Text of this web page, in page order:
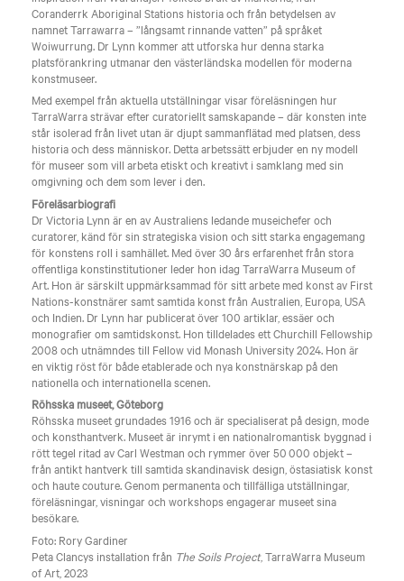
Coranderrk Aboriginal Stations historia och från betydelsen av
namnet Tarrawarra – ”långsamt rinnande vatten” på språket
Woiwurrung. Dr Lynn kommer att utforska hur denna starka
platsförankring utmanar den västerländska modellen för moderna
konstmuseer.
Med exempel från aktuella utställningar visar föreläsningen hur
TarraWarra strävar efter curatoriellt samskapande – där konsten inte
står isolerad från livet utan är djupt sammanflätad med platsen, dess
historia och dess människor. Detta arbetssätt erbjuder en ny modell
för museer som vill arbeta etiskt och kreativt i samklang med sin
omgivning och dem som lever i den.
Föreläsarbiografi
Dr Victoria Lynn är en av Australiens ledande museichefer och
curatorer, känd för sin strategiska vision och sitt starka engagemang
för konstens roll i samhället. Med över 30 års erfarenhet från stora
offentliga konstinstitutioner leder hon idag TarraWarra Museum of
Art. Hon är särskilt uppmärksammad för sitt arbete med konst av First
Nations-konstnärer samt samtida konst från Australien, Europa, USA
och Indien. Dr Lynn har publicerat över 100 artiklar, essäer och
monografier om samtidskonst. Hon tilldelades ett Churchill Fellowship
2008 och utnämndes till Fellow vid Monash University 2024. Hon är
en viktig röst för både etablerade och nya konstnärskap på den
nationella och internationella scenen.
Röhsska museet, Göteborg
Röhsska museet grundades 1916 och är specialiserat på design, mode
och konsthantverk. Museet är inrymt i en nationalromantisk byggnad i
rött tegel ritad av Carl Westman och rymmer över 50 000 objekt –
från antikt hantverk till samtida skandinavisk design, östasiatisk konst
och haute couture. Genom permanenta och tillfälliga utställningar,
föreläsningar, visningar och workshops engagerar museet sina
besökare.
Foto: Rory Gardiner
Peta Clancys installation från The Soils Project, TarraWarra Museum
of Art, 2023